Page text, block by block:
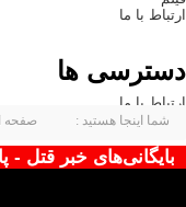
ارتباط با ما
دسترسی ها
ارتباط با ما
شما اینجا هستید : صفحه
بایگانی‌های خبر قتل -